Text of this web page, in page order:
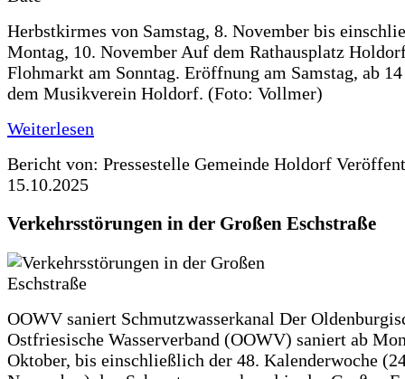
Herbstkirmes von Samstag, 8. November bis
Montag, 10. November Auf dem Rathausplatz
Flohmarkt am Sonntag. Eröffnung am Samstag, ab
dem Musikverein Holdorf. (Foto: Vollmer)
Weiterlesen
Bericht von: Pressestelle Gemeinde Holdorf
15.10.2025
Verkehrsstörungen in der Großen Eschstraße
OOWV saniert Schmutzwasserkanal Der
Ostfriesische Wasserverband (OOWV) saniert ab
Oktober, bis einschließlich der 48. Kalenderwoche